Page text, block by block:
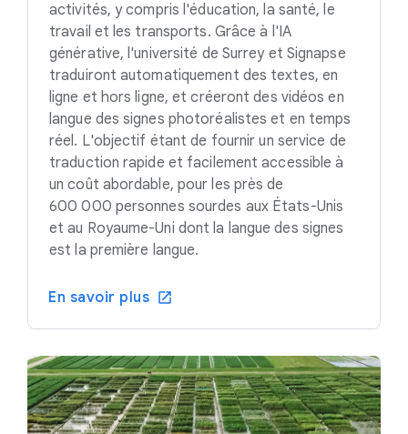
activités, y compris l'éducation, la santé, le
travail et les transports. Grâce à l'IA
générative, l'université de Surrey et Signapse
traduiront automatiquement des textes, en
ligne et hors ligne, et créeront des vidéos en
langue des signes photoréalistes et en temps
réel. L'objectif étant de fournir un service de
traduction rapide et facilement accessible à
un coût abordable, pour les près de
600 000 personnes sourdes aux États-Unis
et au Royaume-Uni dont la langue des signes
est la première langue.
En savoir plus